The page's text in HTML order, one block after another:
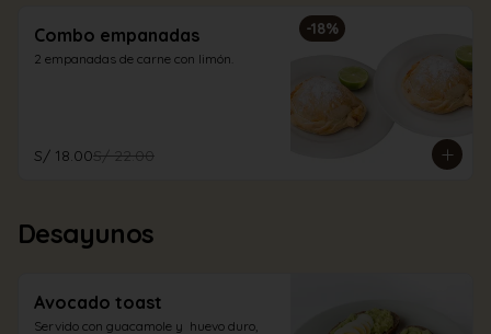
-18%
Combo empanadas
2 empanadas de carne con limón.
S/ 18.00S/ 22.00
Desayunos
Avocado toast
Servido con guacamole y  huevo duro,